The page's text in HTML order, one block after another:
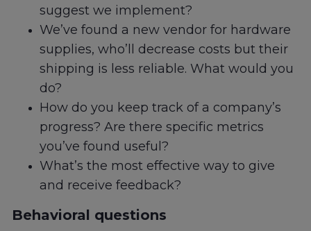
suggest we implement?
We’ve found a new vendor for hardware
supplies, who’ll decrease costs but their
shipping is less reliable. What would you
do?
How do you keep track of a company’s
progress? Are there specific metrics
you’ve found useful?
What’s the most effective way to give
and receive feedback?
Behavioral questions